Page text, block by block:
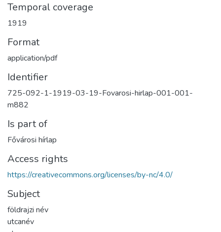
Temporal coverage
1919
Format
application/pdf
Identifier
725-092-1-1919-03-19-Fovarosi-hirlap-001-001-
m882
Is part of
Fővárosi hírlap
Access rights
https://creativecommons.org/licenses/by-nc/4.0/
Subject
földrajzi név
utcanév